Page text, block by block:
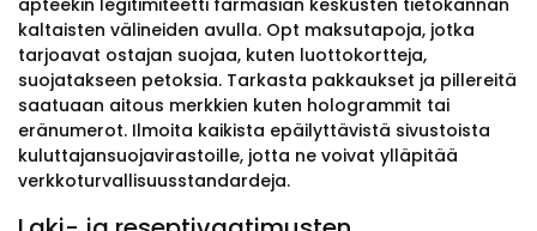
apteekin legitimiteetti farmasian keskusten tietokannan
kaltaisten välineiden avulla. Opt maksutapoja, jotka
tarjoavat ostajan suojaa, kuten luottokortteja,
suojatakseen petoksia. Tarkasta pakkaukset ja pillereitä
saatuaan aitous merkkien kuten hologrammit tai
eränumerot. Ilmoita kaikista epäilyttävistä sivustoista
kuluttajansuojavirastoille, jotta ne voivat ylläpitää
verkkoturvallisuusstandardeja.